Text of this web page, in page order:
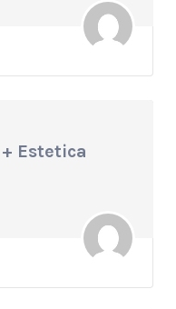
Estetica